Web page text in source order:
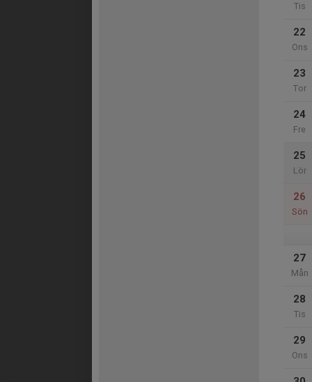
Tis
22
Ons
23
Tor
24
Fre
25
Lör
26
Sön
27
Mån
28
Tis
29
Ons